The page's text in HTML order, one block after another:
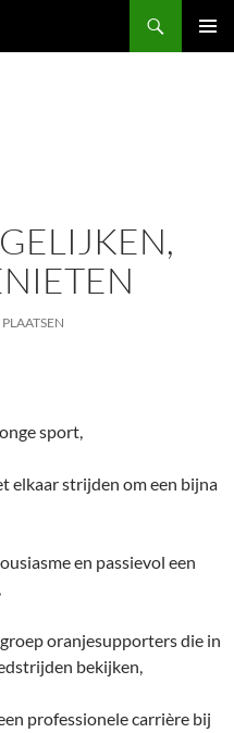
sport,
elkaar strijden om een bijna
en passievol een
oranjesupporters die in
bekijken,
professionele carrière bij